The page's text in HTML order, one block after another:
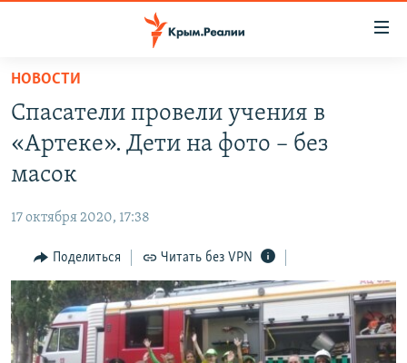
Вернуться
основному
содержанию
Вернутся
главной
навигации
Вернутся
поиску
11 ЛЕТ ОККУПАЦИИ КРЫМА. 11 ИСТОРИЙ СОПРОТИВЛЕНИЯ
ВОДА
ЕЩЕ
ИНТЕРАКТИВ
ИНФОГРАФИКА
ТЕЛЕПРОЕКТ КРЫМ.РЕАЛИИ
СОВЕТЫ ПРАВОЗАЩИТНИКОВ
РАДІО СВОБОДА
КАК ОБОЙТИ БЛОКИРОВКУ
Українською
НОВОСТИ
Спасатели провели учения в
«Артеке». Дети на фото – без
масок
17 октября 2020, 17:38
Поделиться Читать без VPN